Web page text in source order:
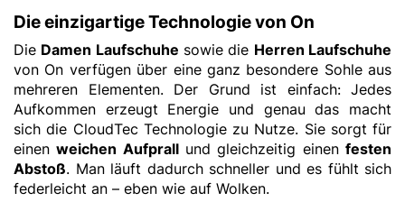
Die einzigartige Technologie von On
Die Damen Laufschuhe sowie die Herren Laufschuhe
von On verfügen über eine ganz besondere Sohle aus
mehreren Elementen. Der Grund ist einfach: Jedes
Aufkommen erzeugt Energie und genau das macht
sich die CloudTec Technologie zu Nutze. Sie sorgt für
einenweichen Aufprallund gleichzeitig einenfesten
Abstoß. Man läuft dadurch schneller und es fühlt sich
federleicht an – eben wie auf Wolken.